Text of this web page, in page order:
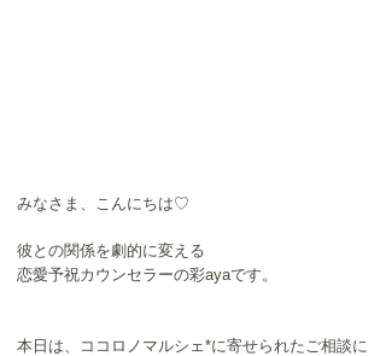
みなさま、こんにちは♡
彼との関係を劇的に変える
恋愛予祝カウンセラーの彩ayaです。
本日は、ココロノマルシェ*に寄せられたご相談に